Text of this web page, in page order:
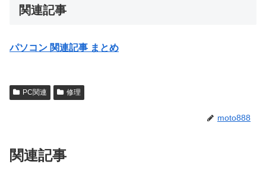
関連記事
パソコン 関連記事 まとめ
PC関連 修理
moto888
関連記事